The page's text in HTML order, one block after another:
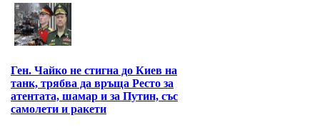
Ген. Чайко не стигна до Киев на
танк, трябва да връща Ресто за
атентата, шамар и за Путин, със
самолети и ракети